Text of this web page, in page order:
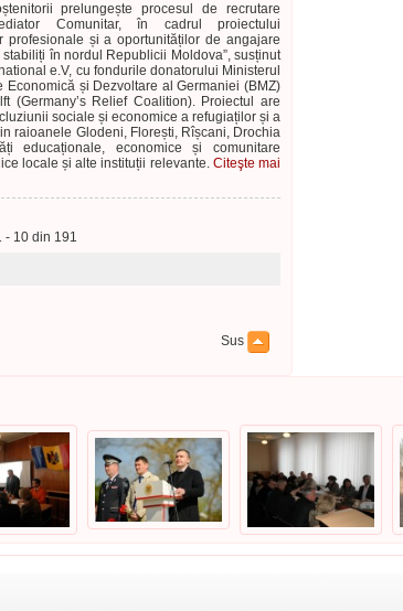
prelungește procesul de recrutare
Comunitar, în cadrul proiectului
profesionale și a oportunităților de angajare
în nordul Republicii Moldova”, susținut
e.V, cu fondurile donatorului Ministerul
Economică și Dezvoltare al Germaniei (BMZ)
(Germany’s Relief Coalition). Proiectul are
sociale și economice a refugiaților și a
raioanele Glodeni, Florești, Rîșcani, Drochia
educaționale, economice și comunitare
locale și alte instituții relevante. Citeşte mai
- 10 din 191
Sus